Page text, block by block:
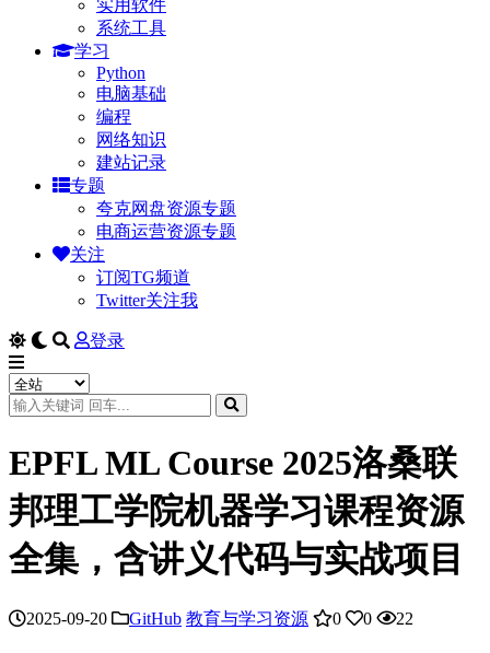
实用软件
系统工具
学习
Python
电脑基础
编程
网络知识
建站记录
专题
夸克网盘资源专题
电商运营资源专题
关注
订阅TG频道
Twitter关注我
登录
EPFL ML Course 2025洛桑联
邦理工学院机器学习课程资源
全集，含讲义代码与实战项目
2025-09-20 GitHub 教育与学习资源 0 0 22